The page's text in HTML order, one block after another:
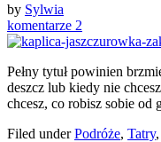
by Sylwia
komentarze 2
Pełny tytuł powinien
deszcz lub kiedy nie
chcesz, co robisz sobie
Filed underPodróże, Tatry,